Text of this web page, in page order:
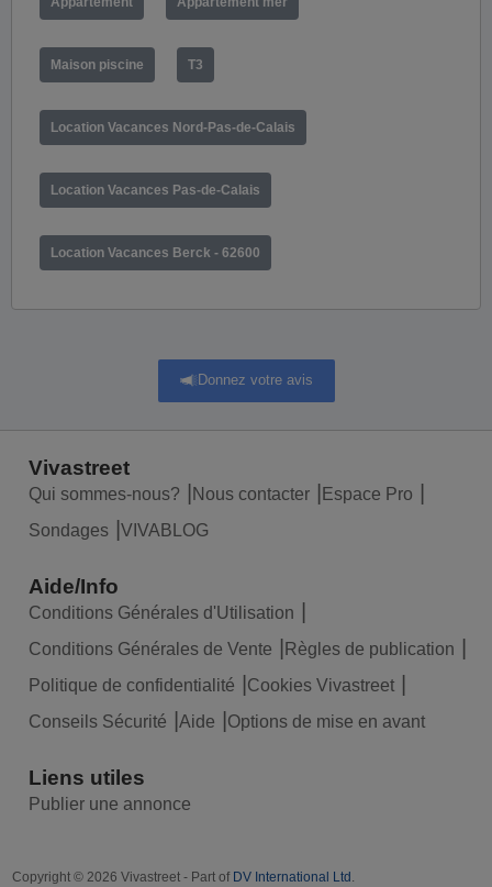
Maison piscine T3
Location Vacances Nord-Pas-de-Calais
Location Vacances Pas-de-Calais
Location Vacances Berck - 62600
Donnez votre avis
Vivastreet
Qui sommes-nous? Nous contacter
Espace Pro
Sondages
VIVABLOG
Aide/Info
Conditions Générales d'Utilisation
Conditions Générales de Vente
Règles de publication
Politique de confidentialité
Cookies Vivastreet
Conseils Sécurité
Aide Options de mise en avant
Liens utiles
Publier une annonce
Copyright © 2026 Vivastreet - Part of DV International Ltd .